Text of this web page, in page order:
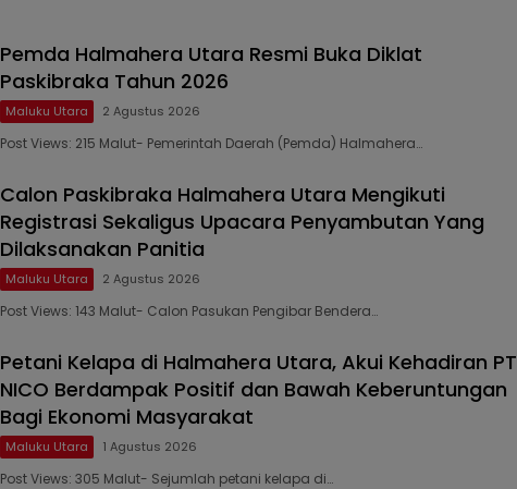
Pemda Halmahera Utara Resmi Buka Diklat
Paskibraka Tahun 2026
Maluku Utara 2 Agustus 2026
Post Views: 215 Malut- Pemerintah Daerah (Pemda) Halmahera…
Calon Paskibraka Halmahera Utara Mengikuti
Registrasi Sekaligus Upacara Penyambutan Yang
Dilaksanakan Panitia
Maluku Utara 2 Agustus 2026
Post Views: 143 Malut- Calon Pasukan Pengibar Bendera…
Petani Kelapa di Halmahera Utara, Akui Kehadiran PT
NICO Berdampak Positif dan Bawah Keberuntungan
Bagi Ekonomi Masyarakat
Maluku Utara 1 Agustus 2026
Post Views: 305 Malut- Sejumlah petani kelapa di…